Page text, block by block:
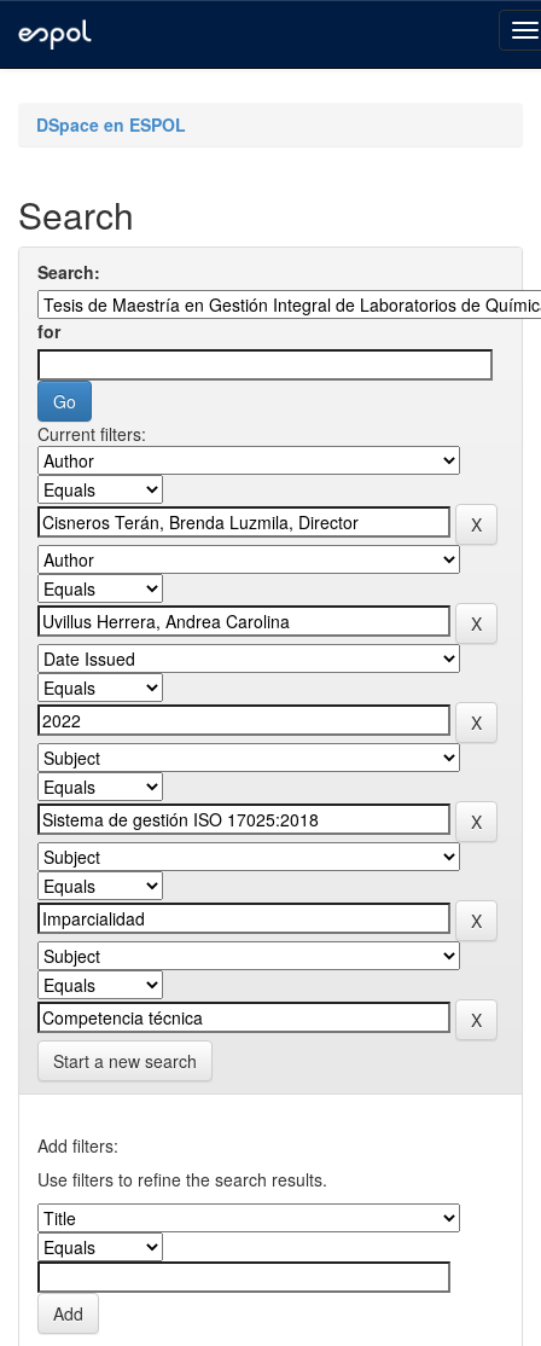
navigationDSpace en ESPOL
Search
Search:
for
Current filters:
Start a new search
Add filters:
Use filters to refine the search results.